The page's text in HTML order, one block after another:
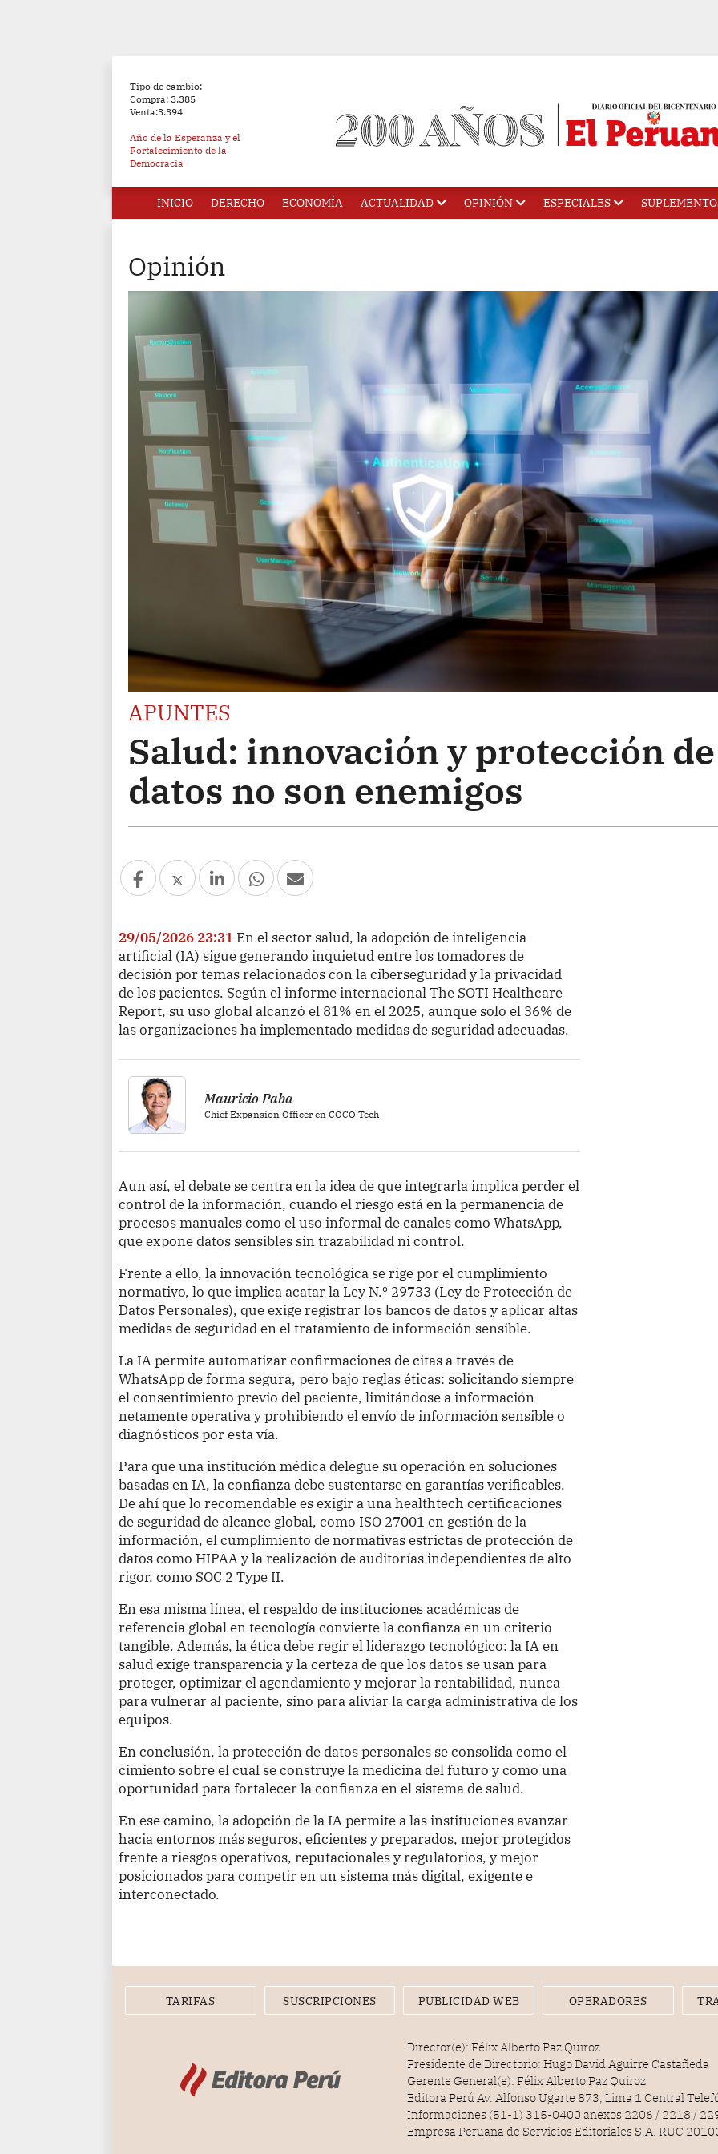
Tipo de cambio:
Compra: 3.385
Venta:3.394
Año de la Esperanza y el
Fortalecimiento de la
Democracia
INICIO DERECHO ECONOMÍA ACTUALIDAD OPINIÓN ESPECIALES
Opinión
APUNTES
Salud: innovación y protección de
datos no son enemigos
29/05/2026 23:31 En el sector salud, la adopción de inteligencia
artificial (IA) sigue generando inquietud entre los tomadores de
decisión por temas relacionados con la ciberseguridad y la privacidad
de los pacientes. Según el informe internacional The SOTI Healthcare
Report, su uso global alcanzó el 81% en el 2025, aunque solo el 36% de
las organizaciones ha implementado medidas de seguridad adecuadas.
Mauricio Paba
Chief Expansion Officer en COCO Tech
Aun así, el debate se centra en la idea de que integrarla implica perder el
control de la información, cuando el riesgo está en la permanencia de
procesos manuales como el uso informal de canales como WhatsApp,
que expone datos sensibles sin trazabilidad ni control.
Frente a ello, la innovación tecnológica se rige por el cumplimiento
normativo, lo que implica acatar la Ley N.º 29733 (Ley de Protección de
Datos Personales), que exige registrar los bancos de datos y aplicar altas
medidas de seguridad en el tratamiento de información sensible.
La IA permite automatizar confirmaciones de citas a través de
WhatsApp de forma segura, pero bajo reglas éticas: solicitando siempre
el consentimiento previo del paciente, limitándose a información
netamente operativa y prohibiendo el envío de información sensible o
diagnósticos por esta vía.
Para que una institución médica delegue su operación en soluciones
basadas en IA, la confianza debe sustentarse en garantías verificables.
De ahí que lo recomendable es exigir a una healthtech certificaciones
de seguridad de alcance global, como ISO 27001 en gestión de la
información, el cumplimiento de normativas estrictas de protección de
datos como HIPAA y la realización de auditorías independientes de alto
rigor, como SOC 2 Type II.
En esa misma línea, el respaldo de instituciones académicas de
referencia global en tecnología convierte la confianza en un criterio
tangible. Además, la ética debe regir el liderazgo tecnológico: la IA en
salud exige transparencia y la certeza de que los datos se usan para
proteger, optimizar el agendamiento y mejorar la rentabilidad, nunca
para vulnerar al paciente, sino para aliviar la carga administrativa de los
equipos.
En conclusión, la protección de datos personales se consolida como el
cimiento sobre el cual se construye la medicina del futuro y como una
oportunidad para fortalecer la confianza en el sistema de salud.
En ese camino, la adopción de la IA permite a las instituciones avanzar
hacia entornos más seguros, eficientes y preparados, mejor protegidos
frente a riesgos operativos, reputacionales y regulatorios, y mejor
posicionados para competir en un sistema más digital, exigente e
interconectado.
TARIFAS SUSCRIPCIONES PUBLICIDAD WEB OPERADORES
Director(e): Félix Alberto Paz Quiroz
Presidente de Directorio: Hugo David Aguirre Castañeda
Gerente General(e): Félix Alberto Paz Quiroz
Editora Perú Av. Alfonso Ugarte 873, Lima 1 Central
Informaciones (51-1) 315-0400 anexos 2206 / 2218 /
Empresa Peruana de Servicios Editoriales S.A. RUC